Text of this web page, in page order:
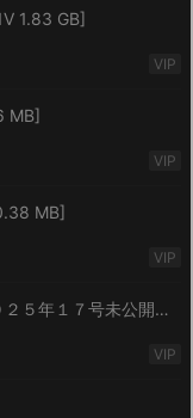
1.83 GB]
VIP
MB]
VIP
MB]
VIP
５年１７号未公開カ
VIP